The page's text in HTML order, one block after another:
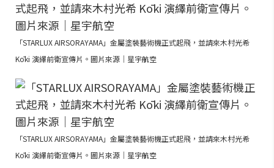
「STARLUX AIRSORAYAMA」金屬塗裝藝術機正式起飛，並請來木村光希
Kōki 演繹前衛宣傳片。圖片來源｜星宇航空
「STARLUX AIRSORAYAMA」金屬塗裝藝術機正式起飛，並請來木村光希
Kōki 演繹前衛宣傳片。圖片來源｜星宇航空